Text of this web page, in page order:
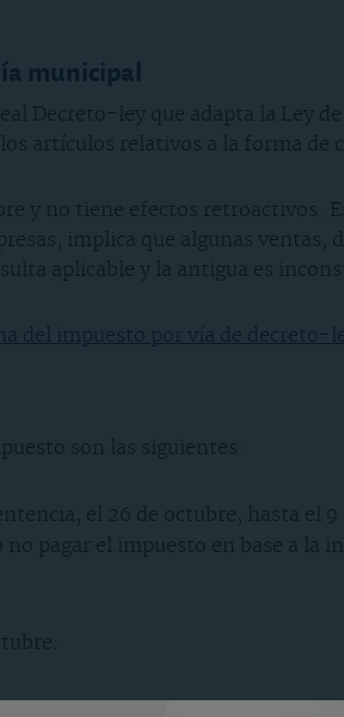
municipal
Decreto-ley que adapta la Ley
artículos relativos a la forma de
y no tiene efectos retroactivos.
implica que algunas
aplicable y la antigua es
del impuesto por vía de decreto-
son las siguientes:
el 26 de octubre, hasta
pagar el impuesto en base a la